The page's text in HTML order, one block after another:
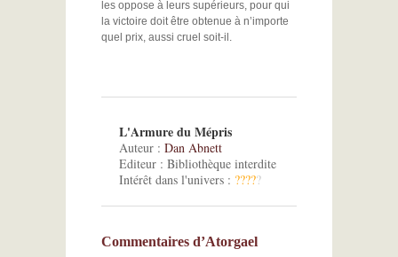
les oppose à leurs supérieurs, pour qui
la victoire doit être obtenue à n’importe
quel prix, aussi cruel soit-il.
L'Armure du Mépris
Auteur : Dan Abnett
Editeur : Bibliothèque interdite
Intérêt dans l'univers : ?????
Commentaires d’Atorgael